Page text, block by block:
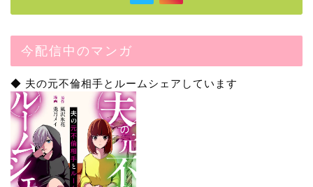
今配信中のマンガ
◆ 夫の元不倫相手とルームシェアしています